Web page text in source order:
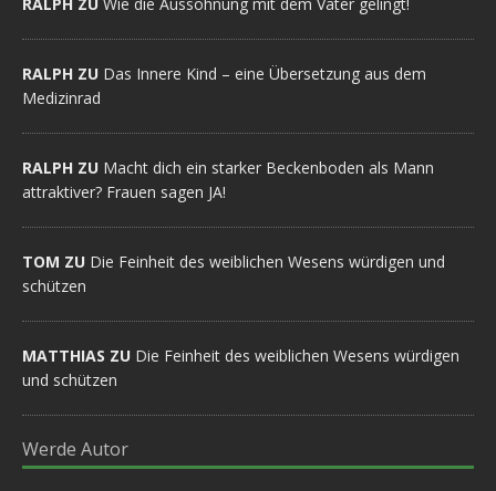
RALPH ZU Wie die Aussöhnung mit dem Vater gelingt!
RALPH ZU Das Innere Kind – eine Übersetzung aus dem
Medizinrad
RALPH ZU Macht dich ein starker Beckenboden als Mann
attraktiver? Frauen sagen JA!
TOM ZU Die Feinheit des weiblichen Wesens würdigen und
schützen
MATTHIAS ZU Die Feinheit des weiblichen Wesens würdigen
und schützen
Werde Autor